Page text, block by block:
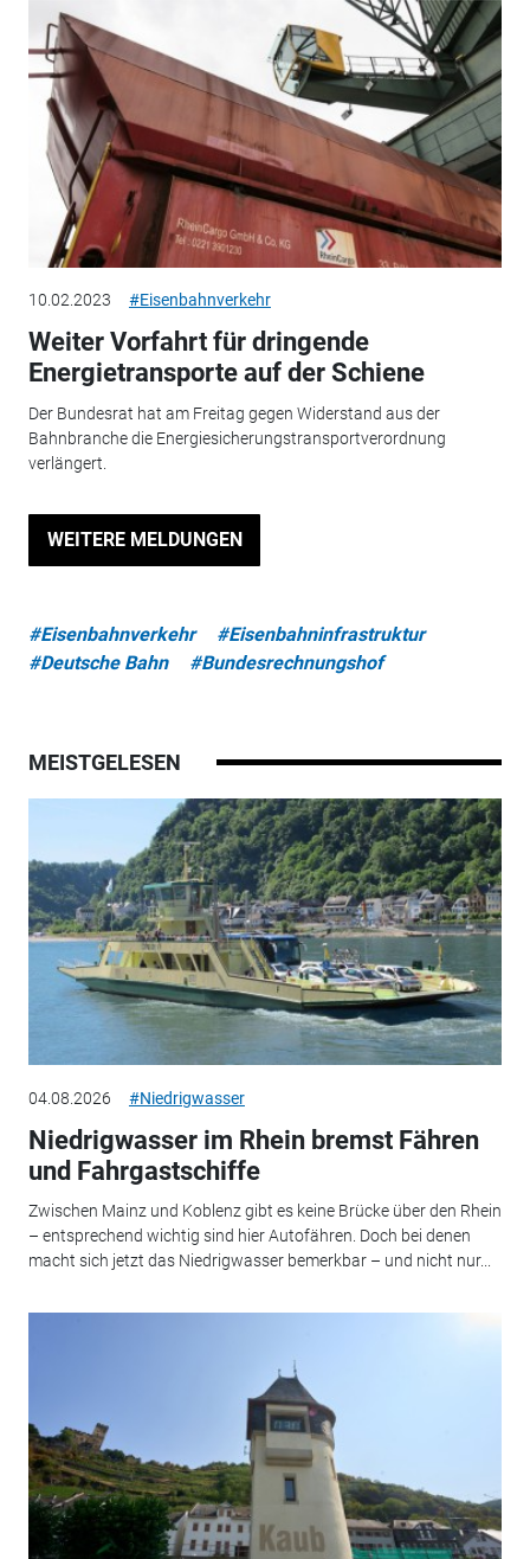
10.02.2023 #Eisenbahnverkehr
Weiter Vorfahrt für dringende
Energietransporte auf der Schiene
Der Bundesrat hat am Freitag gegen Widerstand aus der
Bahnbranche die Energiesicherungstransportverordnung
verlängert.
WEITERE MELDUNGEN
#Eisenbahnverkehr
#Eisenbahninfrastruktur
#Deutsche Bahn
#Bundesrechnungshof
MEISTGELESEN
04.08.2026 #Niedrigwasser
Niedrigwasser im Rhein bremst Fähren
und Fahrgastschiffe
Zwischen Mainz und Koblenz gibt es keine Brücke über den Rhein
– entsprechend wichtig sind hier Autofähren. Doch bei denen
macht sich jetzt das Niedrigwasser bemerkbar – und nicht nur...